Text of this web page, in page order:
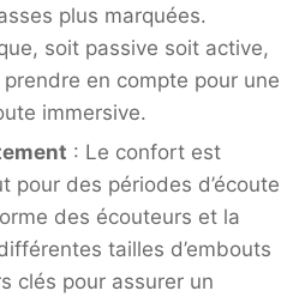
plus marquées.
soit passive soit active,
en compte pour une
immersive.
: Le confort est
pour des périodes d’écoute
des écouteurs et la
tailles d’embouts
clés pour assurer un